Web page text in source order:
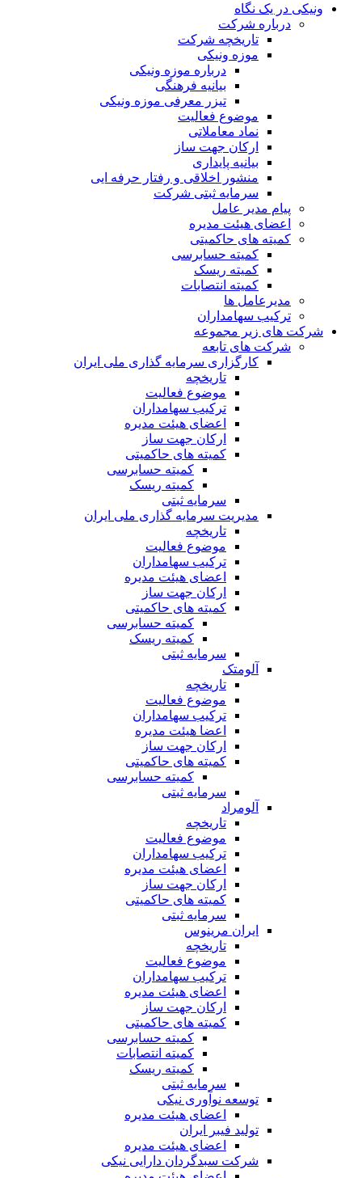
ونیکی در یک نگاه
درباره شرکت
تاریخچه شرکت
موزه ونیکی
درباره موزه ونیکی
بیانیه فرهنگی
تیزر معرفی موزه ونیکی
موضوع فعالیت
نماد معاملاتی
ارکان جهت ساز
بیانیه پایداری
منشور اخلاقی و رفتار حرفه ایی
سرمایه ثبتی شرکت
پیام مدیر عامل
اعضای هیئت مدیره
کمیته های حاکمیتی
کمیته حسابرسی
کمیته ریسک
کمیته انتصابات
مدیرعامل ها
ترکیب سهامداران
شرکت های زیر مجموعه
شرکت های تابعه
کارگزاری سرمایه گذاری ملی ایران
تاریخچه
موضوع فعالیت
ترکیب سهامداران
اعضای هیئت مدیره
ارکان جهت ساز
کمیته های حاکمیتی
کمیته حسابرسی
کمیته ریسک
سرمایه ثبتی
مدیریت سرمایه گذاری ملی ایران
تاریخچه
موضوع فعالیت
ترکیب سهامداران
اعضای هیئت مدیره
ارکان جهت ساز
کمیته های حاکمیتی
کمیته حسابرسی
کمیته ریسک
سرمایه ثبتی
آلومتک
تاریخچه
موضوع فعالیت
ترکیب سهامداران
اعضا هیئت مدیره
ارکان جهت ساز
کمیته های حاکمیتی
کمیته حسابرسی
سرمایه ثبتی
آلومراد
تاریخچه
موضوع فعالیت
ترکیب سهامداران
اعضای هیئت مدیره
ارکان جهت ساز
کمیته های حاکمیتی
سرمایه ثبتی
ایران مرینوس
تاریخچه
موضوع فعالیت
ترکیب سهامداران
اعضای هیئت مدیره
ارکان جهت ساز
کمیته های حاکمیتی
کمیته حسابرسی
کمیته انتصابات
کمیته ریسک
سرمایه ثبتی
توسعه نوآوری نیکی
اعضای هیئت مدیره
تولید فیبر ایران
اعضای هیئت مدیره
شرکت سبدگردان دارایی نیکی